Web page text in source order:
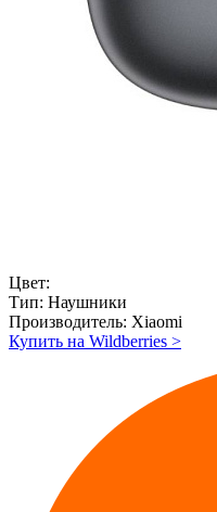
Цвет:
Тип: Наушники
Производитель: Xiaomi
Купить на Wildberries >